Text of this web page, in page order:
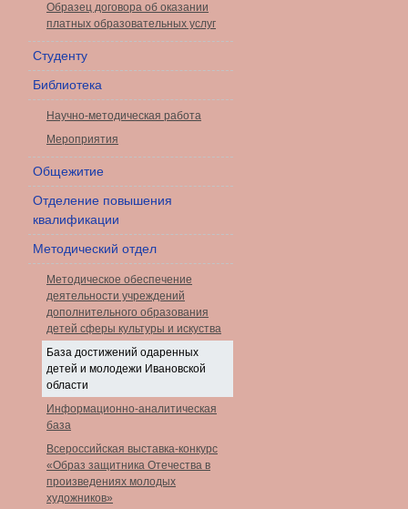
Образец договора об оказании
платных образовательных услуг
Студенту
Библиотека
Научно-методическая работа
Мероприятия
Общежитие
Отделение повышения
квалификации
Методический отдел
Методическое обеспечение
деятельности учреждений
дополнительного образования
детей сферы культуры и искуства
База достижений одаренных
детей и молодежи Ивановской
области
Информационно-аналитическая
база
Всероссийская выставка-конкурс
«Образ защитника Отечества в
произведениях молодых
художников»